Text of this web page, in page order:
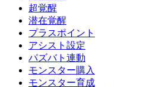
超覚醒
潜在覚醒
プラスポイント
アシスト設定
パズバト連動
モンスター購入
モンスター育成